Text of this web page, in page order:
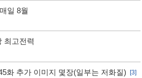
일 8월
최고전력
화 추가 이미지 몇장(일부는 저화질)
[3]